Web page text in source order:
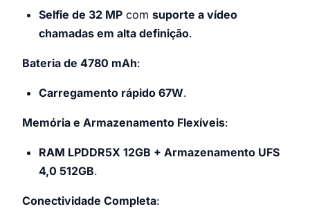
Selfie de 32 MP com suporte a vídeo
chamadas em alta definição.
Bateria de 4780 mAh:
Carregamento rápido 67W.
Memória e Armazenamento Flexíveis:
RAM LPDDR5X 12GB + Armazenamento UFS
4,0 512GB.
Conectividade Completa: